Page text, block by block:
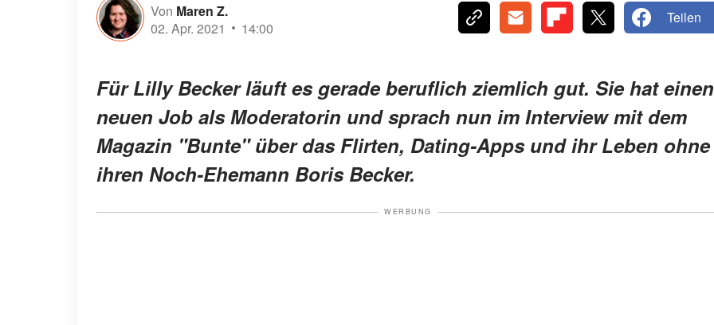
Von Maren Z.
02. Apr. 2021
14:00
Teilen
Für Lilly Becker läuft es gerade beruflich ziemlich gut. Sie hat einen
neuen Job als Moderatorin und sprach nun im Interview mit dem
Magazin "Bunte" über das Flirten, Dating-Apps und ihr Leben ohne
ihren Noch-Ehemann Boris Becker.
WERBUNG